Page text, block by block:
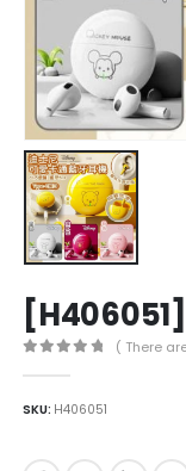
( There
SKU: H406051